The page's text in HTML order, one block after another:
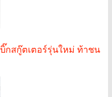
กสกู๊ตเตอร์รุ่นใหม่ ท้าชน